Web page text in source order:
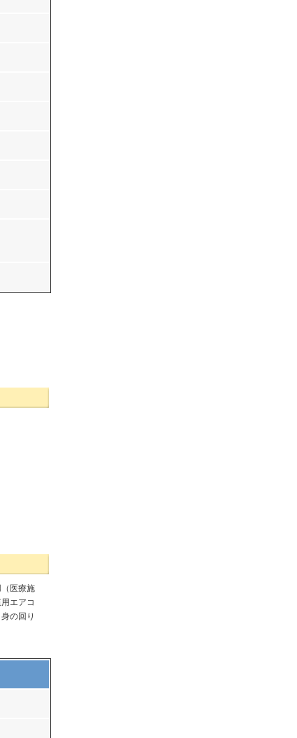
医療施
エアコ
の回り